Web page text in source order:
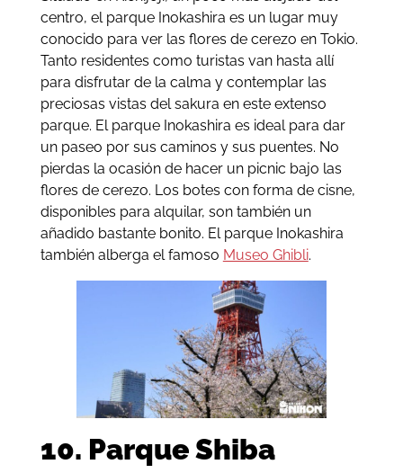
centro, el parque Inokashira es un lugar muy
conocido para ver las flores de cerezo en Tokio.
Tanto residentes como turistas van hasta allí
para disfrutar de la calma y contemplar las
preciosas vistas del sakura en este extenso
parque. El parque Inokashira es ideal para dar
un paseo por sus caminos y sus puentes. No
pierdas la ocasión de hacer un picnic bajo las
flores de cerezo. Los botes con forma de cisne,
disponibles para alquilar, son también un
añadido bastante bonito. El parque Inokashira
también alberga el famoso Museo Ghibli.
10. Parque Shiba